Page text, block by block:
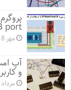
port
مهر 18, 1399
آپ
و
مرداد 12,